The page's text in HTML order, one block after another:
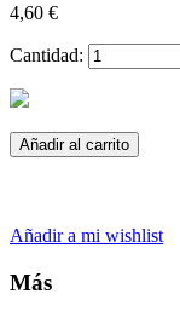
4,60 €
Cantidad:
Añadir al carrito
Añadir a mi wishlist
Más